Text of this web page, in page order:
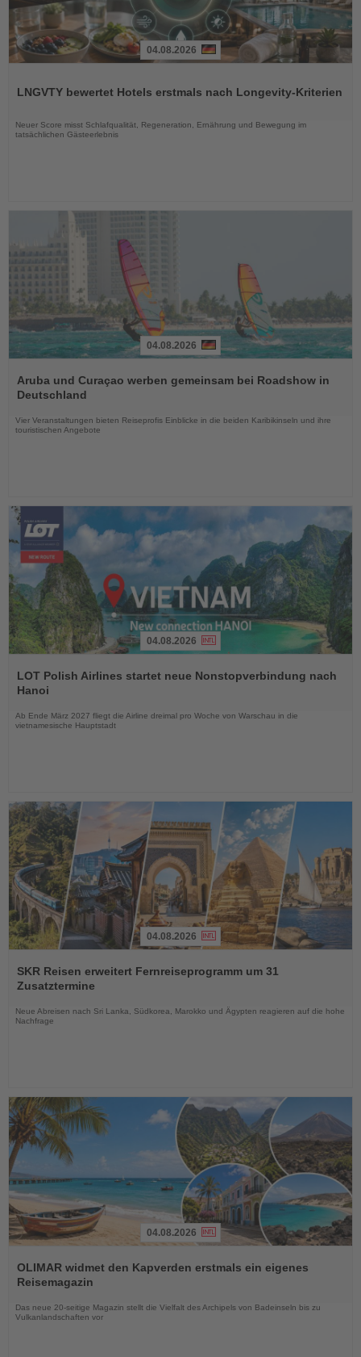
die
04.08.2026
LNGVTY bewertet Hotels erstmals nach Longevity-Kriterien
Neuer Score misst Schlafqualität, Regeneration, Ernährung und Bewegung im
tatsächlichen Gästeerlebnis
Sie
die
04.08.2026
Aruba und Curaçao werben gemeinsam bei Roadshow in
Deutschland
Vier Veranstaltungen bieten Reiseprofis Einblicke in die beiden Karibikinseln und ihre
touristischen Angebote
Sie
die
04.08.2026
LOT Polish Airlines startet neue Nonstopverbindung nach
Hanoi
Ab Ende März 2027 fliegt die Airline dreimal pro Woche von Warschau in die
vietnamesische Hauptstadt
Sie
die
04.08.2026
SKR Reisen erweitert Fernreiseprogramm um 31
Zusatztermine
Neue Abreisen nach Sri Lanka, Südkorea, Marokko und Ägypten reagieren auf die hohe
Nachfrage
Sie
die
Nachrichten
04.08.2026
OLIMAR widmet den Kapverden erstmals ein eigenes
Reisemagazin
Das neue 20-seitige Magazin stellt die Vielfalt des Archipels von Badeinseln bis zu
Vulkanlandschaften vor